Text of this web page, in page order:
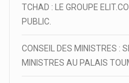
TCHAD : LE GROUPE
PUBLIC.
CONSEIL DES MINISTRES :
MINISTRES AU PALAIS